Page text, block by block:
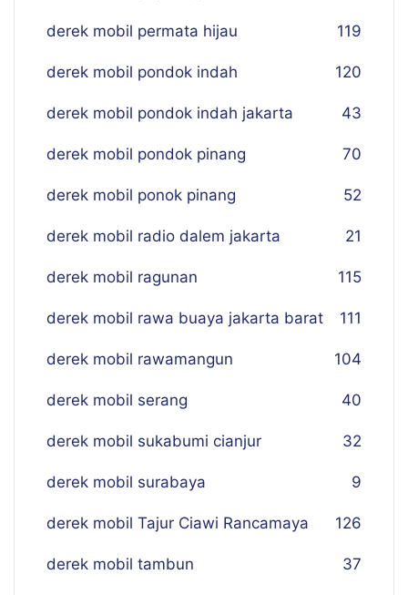
derek mobil permata hijau 119
derek mobil pondok indah 120
derek mobil pondok indah jakarta 43
derek mobil pondok pinang 70
derek mobil ponok pinang 52
derek mobil radio dalem jakarta 21
derek mobil ragunan 115
derek mobil rawa buaya jakarta barat 111
derek mobil rawamangun 104
derek mobil serang 40
derek mobil sukabumi cianjur 32
derek mobil surabaya 9
derek mobil Tajur Ciawi Rancamaya 126
derek mobil tambun 37